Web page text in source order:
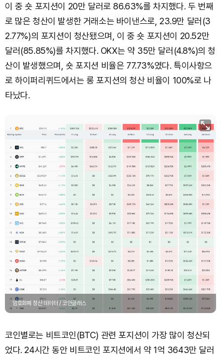
이 중 숏 포지션이 20만 달러로 86.63%를 차지했다. 두 번째
로 많은 청산이 발생한 거래소는 바이낸스로, 23.9만 달러(3
2.77%)의 포지션이 청산됐으며, 이 중 숏 포지션이 20.52만
달러(85.85%)를 차지했다. OKX는 약 35만 달러(4.8%)의 청
산이 발생했으며, 숏 포지션 비율은 77.73%였다. 특이사항으
로 하이퍼리퀴드에서는 롱 포지션의 청산 비율이 100%로 나
타났다.
암호화폐 청산 데이터 / 코인글래스
코인별로는 비트코인(BTC) 관련 포지션이 가장 많이 청산되
었다. 24시간 동안 비트코인 포지션에서 약 1억 3643만 달러